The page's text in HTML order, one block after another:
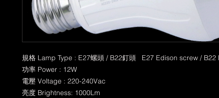
規格 Lamp Type : E27螺頭 / B22釘頭   E27 Edison screw / B22
功率 Power : 12W
電壓 Voltage : 220-240Vac
亮度 Brightness: 1000Lm